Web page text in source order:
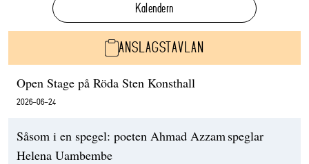
Kalendern
ANSLAGSTAVLAN
Open Stage på Röda Sten Konsthall
2026-06-24
Såsom i en spegel: poeten Ahmad Azzam speglar
Helena Uambembe